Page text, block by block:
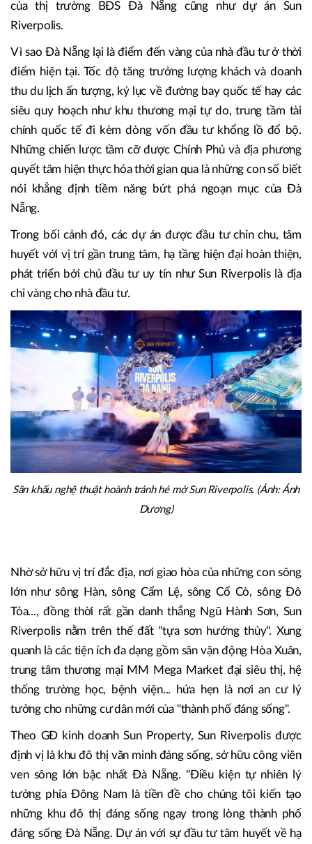
của thị trường BĐS Đà Nẵng cũng như dự án Sun
Riverpolis.
Vì sao Đà Nẵng lại là điểm đến vàng của nhà đầu tư ở thời
điểm hiện tại. Tốc độ tăng trưởng lượng khách và doanh
thu du lịch ấn tượng, kỷ lục về đường bay quốc tế hay các
siêu quy hoạch như khu thương mại tự do, trung tầm tài
chính quốc tế đi kèm dòng vốn đầu tư khổng lồ đổ bộ.
Những chiến lược tầm cỡ được Chính Phủ và địa phương
quyết tâm hiện thực hóa thời gian qua là những con số biết
nói khẳng định tiềm năng bứt phá ngoạn mục của Đà
Nẵng.
Trong bối cảnh đó, các dự án được đầu tư chỉn chu, tâm
huyết với vị trí gần trung tâm, hạ tầng hiện đại hoàn thiện,
phát triển bởi chủ đầu tư uy tín như Sun Riverpolis là địa
chỉ vàng cho nhà đầu tư.
Sân khấu nghệ thuật hoành tránh hé mở Sun Riverpolis. (Ảnh: Ánh
Dương)
Nhờ sở hữu vị trí đắc địa, nơi giao hòa của những con sông
lớn như sông Hàn, sông Cẩm Lệ, sông Cổ Cò, sông Đô
Tỏa..., đồng thời rất gần danh thắng Ngũ Hành Sơn, Sun
Riverpolis nằm trên thế đất "tựa sơn hướng thủy". Xung
quanh là các tiện ích đa dạng gồm sân vận động Hòa Xuân,
trung tâm thương mại MM Mega Market đại siêu thị, hệ
thống trường học, bệnh viện... hứa hẹn là nơi an cư lý
tưởng cho những cư dân mới của "thành phố đáng sống".
Theo GĐ kinh doanh Sun Property, Sun Riverpolis được
định vị là khu đô thị văn minh đáng sống, sở hữu công viên
ven sông lớn bậc nhất Đà Nẵng. "Điều kiện tự nhiên lý
tưởng phía Đông Nam là tiền đề cho chúng tôi kiến tạo
những khu đô thị đáng sống ngay trong lòng thành phố
đáng sống Đà Nẵng. Dự án với sự đầu tư tâm huyết về hạ